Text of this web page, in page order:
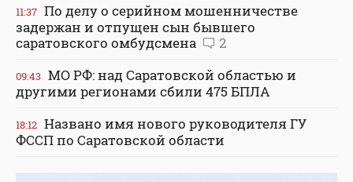
11:37 По делу о серийном мошенничестве
задержан и отпущен сын бывшего
саратовского омбудсмена
2
09:43 МО РФ: над Саратовской областью и
другими регионами сбили 475 БПЛА
18:12 Названо имя нового руководителя ГУ
ФССП по Саратовской области